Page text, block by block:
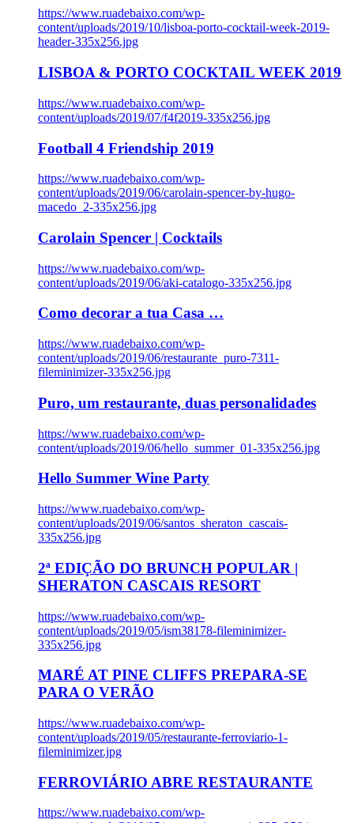
https://www.ruadebaixo.com/wp-
content/uploads/2019/10/lisboa-porto-cocktail-week-2019-
header-335x256.jpg
LISBOA & PORTO COCKTAIL WEEK 2019
https://www.ruadebaixo.com/wp-
content/uploads/2019/07/f4f2019-335x256.jpg
Football 4 Friendship 2019
https://www.ruadebaixo.com/wp-
content/uploads/2019/06/carolain-spencer-by-hugo-
macedo_2-335x256.jpg
Carolain Spencer | Cocktails
https://www.ruadebaixo.com/wp-
content/uploads/2019/06/aki-catalogo-335x256.jpg
Como decorar a tua Casa …
https://www.ruadebaixo.com/wp-
content/uploads/2019/06/restaurante_puro-7311-
fileminimizer-335x256.jpg
Puro, um restaurante, duas personalidades
https://www.ruadebaixo.com/wp-
content/uploads/2019/06/hello_summer_01-335x256.jpg
Hello Summer Wine Party
https://www.ruadebaixo.com/wp-
content/uploads/2019/06/santos_sheraton_cascais-
335x256.jpg
2ª EDIÇÃO DO BRUNCH POPULAR |
SHERATON CASCAIS RESORT
https://www.ruadebaixo.com/wp-
content/uploads/2019/05/ism38178-fileminimizer-
335x256.jpg
MARÉ AT PINE CLIFFS PREPARA-SE
PARA O VERÃO
https://www.ruadebaixo.com/wp-
content/uploads/2019/05/restaurante-ferroviario-1-
fileminimizer.jpg
FERROVIÁRIO ABRE RESTAURANTE
https://www.ruadebaixo.com/wp-